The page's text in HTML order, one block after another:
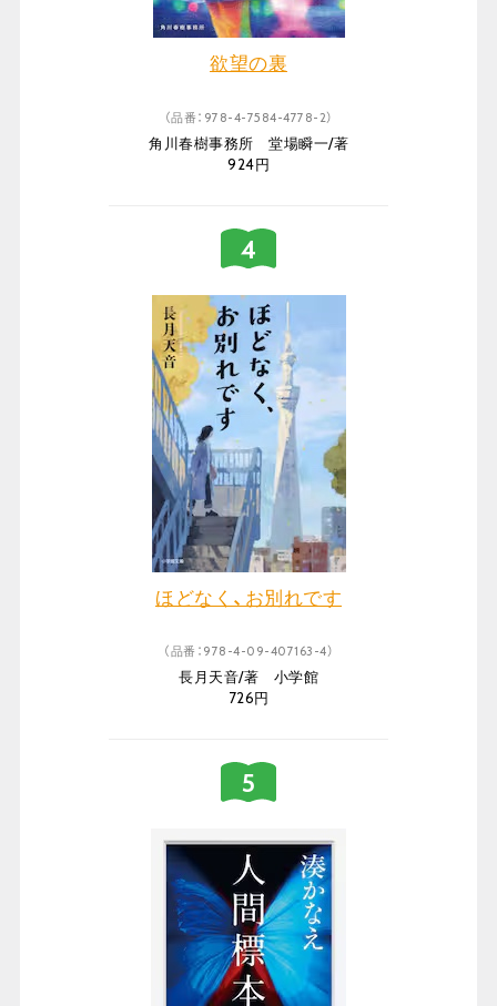
欲望の裏
（品番：978-4-7584-4778-2）
角川春樹事務所 堂場瞬一/著
924円
ほどなく、お別れです
（品番：978-4-09-407163-4）
長月天音/著 小学館
726円